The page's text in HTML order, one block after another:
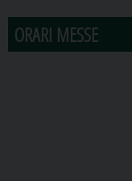
ORARI MESSE